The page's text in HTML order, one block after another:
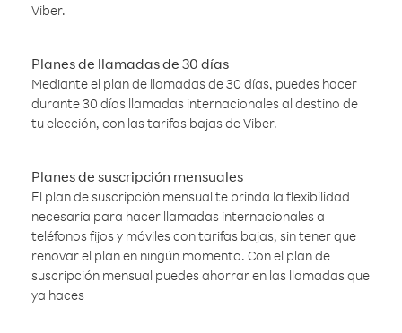
Viber.
Planes de llamadas de 30 días
Mediante el plan de llamadas de 30 días, puedes hacer
durante 30 días llamadas internacionales al destino de
tu elección, con las tarifas bajas de Viber.
Planes de suscripción mensuales
El plan de suscripción mensual te brinda la flexibilidad
necesaria para hacer llamadas internacionales a
teléfonos fijos y móviles con tarifas bajas, sin tener que
renovar el plan en ningún momento. Con el plan de
suscripción mensual puedes ahorrar en las llamadas que
ya haces